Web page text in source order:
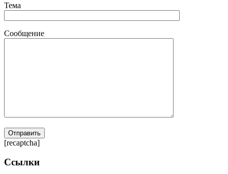
Тема
Сообщение
[recaptcha]
Ссылки